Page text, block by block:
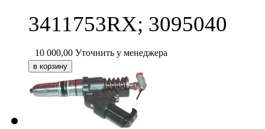
3411753RX; 3095040
10 000,00 Уточнить у менеджера